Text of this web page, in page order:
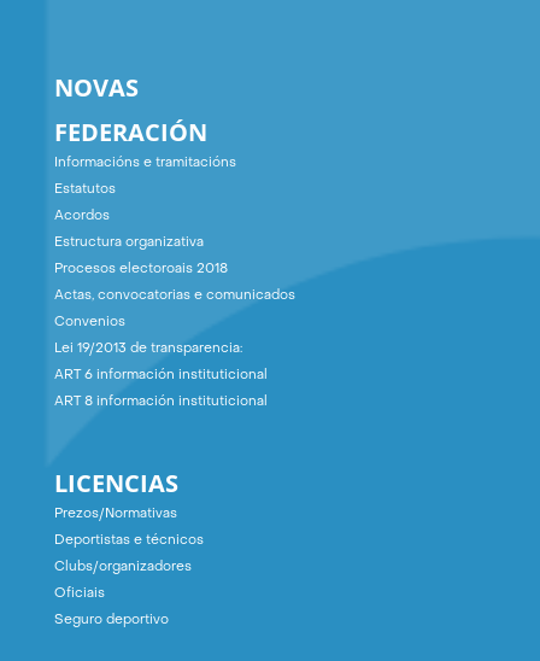
NOVAS
FEDERACIÓN
Informacións e tramitacións
Estatutos
Acordos
Estructura organizativa
Procesos electoroais 2018
Actas, convocatorias e comunicados
Convenios
Lei 19/2013 de transparencia:
ART 6 información instituticional
ART 8 información instituticional
LICENCIAS
Prezos/Normativas
Deportistas e técnicos
Clubs/organizadores
Oficiais
Seguro deportivo